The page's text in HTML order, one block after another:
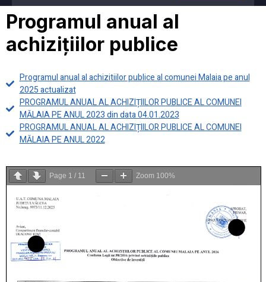
Programul anual al
achizițiilor publice
Programul anual al achizitiilor publice al comunei Malaia pe anul
2025 actualizat
PROGRAMUL ANUAL AL ACHIZIȚIILOR PUBLICE AL COMUNEI
MĂLAIA PE ANUL 2023 din data 04.01.2023
PROGRAMUL ANUAL AL ACHIZIȚIILOR PUBLICE AL COMUNEI
MĂLAIA PE ANUL 2022
Page 1 / 11 Zoom 100%